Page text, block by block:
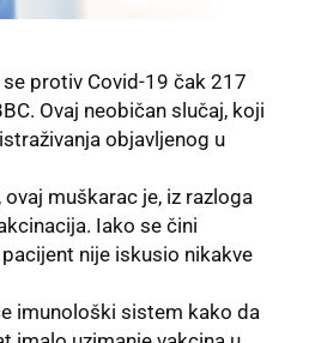
protiv Covid-19 čak 217
Ovaj neobičan slučaj, koji
objavljenog u
muškarac je, iz razloga
Iako se čini
nije iskusio nikakve
imunološki sistem kako da